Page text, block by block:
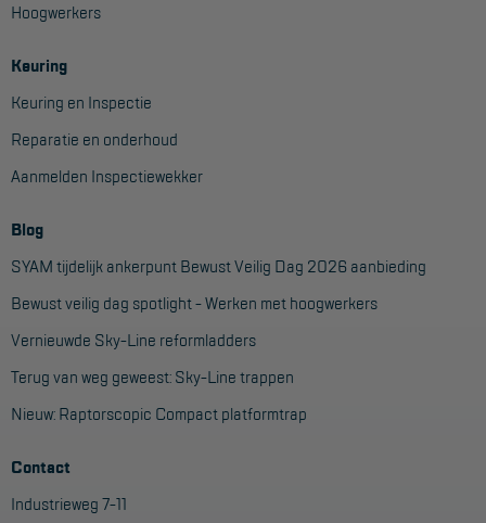
Hoogwerkers
Keuring
Keuring en Inspectie
Reparatie en onderhoud
Aanmelden Inspectiewekker
Blog
SYAM tijdelijk ankerpunt Bewust Veilig Dag 2026 aanbieding
Bewust veilig dag spotlight - Werken met hoogwerkers
Vernieuwde Sky-Line reformladders
Terug van weg geweest: Sky-Line trappen
Nieuw: Raptorscopic Compact platformtrap
Contact
Industrieweg 7-11